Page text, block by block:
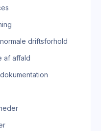
driftsforhold
af affald